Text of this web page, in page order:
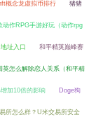
概念龙虚拟币排行 猪猪
动作RPG手游好玩（动作rpg
址入口 和平精英巅峰赛
英怎么解除恋人关系（和平精
加10倍的影响 Doge狗
所怎么样？U米交易所安全